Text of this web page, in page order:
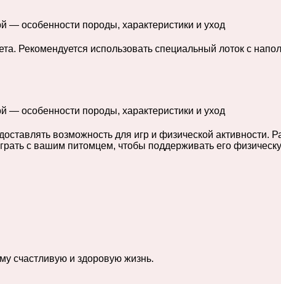
Рекомендуется использовать специальный лоток с
возможность для игр и физической активности.
с вашим питомцем, чтобы поддерживать его
счастливую и здоровую жизнь.